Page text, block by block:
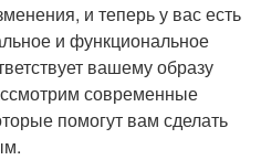
и теперь у вас есть
и функциональное
вашему образу
современные
помогут вам сделать